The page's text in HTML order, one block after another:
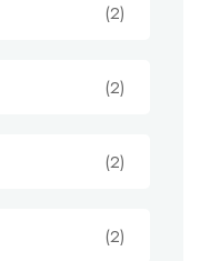
(2)
(2)
(2)
(2)